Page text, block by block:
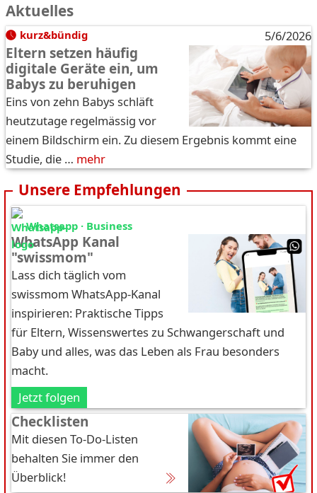
Aktuelles
kurz&bündig 5/6/2026
Eltern setzen häufig
digitale Geräte ein, um
Babys zu beruhigen
Eins von zehn Babys schläft
heutzutage regelmässig vor
einem Bildschirm ein. Zu diesem Ergebnis kommt eine
Studie, die … mehr
Unsere Empfehlungen
Whatsapp · Business
WhatsApp Kanal
"swissmom"
Lass dich täglich vom
swissmom WhatsApp-Kanal
inspirieren: Praktische Tipps
für Eltern, Wissenswertes zu Schwangerschaft und
Baby und alles, was das Leben als Frau besonders
macht.
Jetzt folgen
Checklisten
Mit diesen To-Do-Listen
behalten Sie immer den
Überblick!